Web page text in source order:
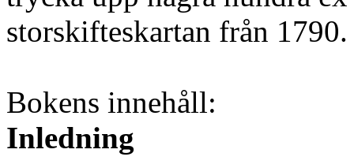
storskifteskartan från 1790.
Bokens innehåll:
Inledning